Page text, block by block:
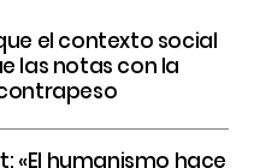
el contexto social
las notas con la
«El humanismo hace